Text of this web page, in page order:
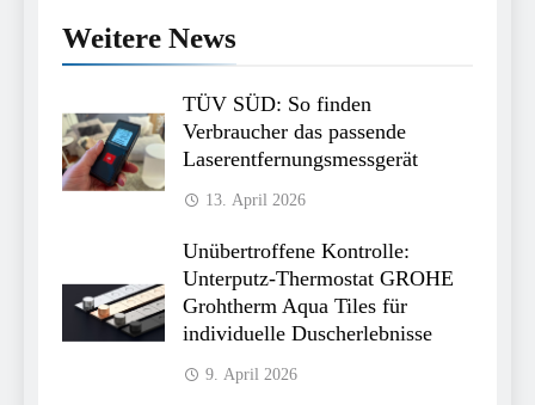
Weitere News
TÜV SÜD: So finden
Verbraucher das passende
Laserentfernungsmessgerät
13. April 2026
Unübertroffene Kontrolle:
Unterputz-Thermostat GROHE
Grohtherm Aqua Tiles für
individuelle Duscherlebnisse
9. April 2026